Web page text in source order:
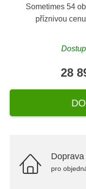
Sometimes 54
příznivou
28
pro